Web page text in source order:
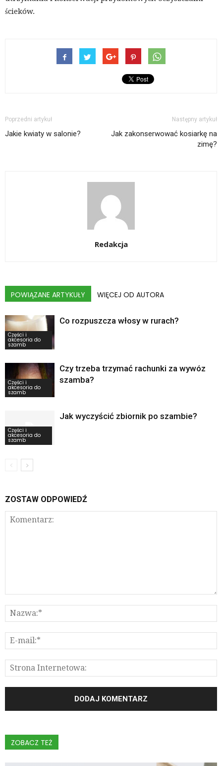
ścieków.
Poprzedni artykuł
Jakie kwiaty w salonie?
Następny artykuł
Jak zakonserwować kosiarkę na
zimę?
Redakcja
POWIĄZANE ARTYKUŁY WIĘCEJ OD AUTORA
Części i
akcesoria do
szamb
Co rozpuszcza włosy w rurach?
Części i
akcesoria do
szamb
Czy trzeba trzymać rachunki za wywóz
szamba?
Części i
akcesoria do
szamb
Jak wyczyścić zbiornik po szambie?
ZOSTAW ODPOWIEDŹ
ZOBACZ TEŻ